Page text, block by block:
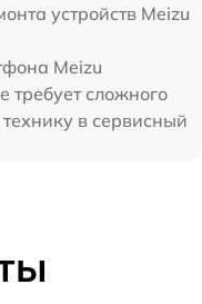
устройств Meizu
Meizu
требует сложного
в сервисный